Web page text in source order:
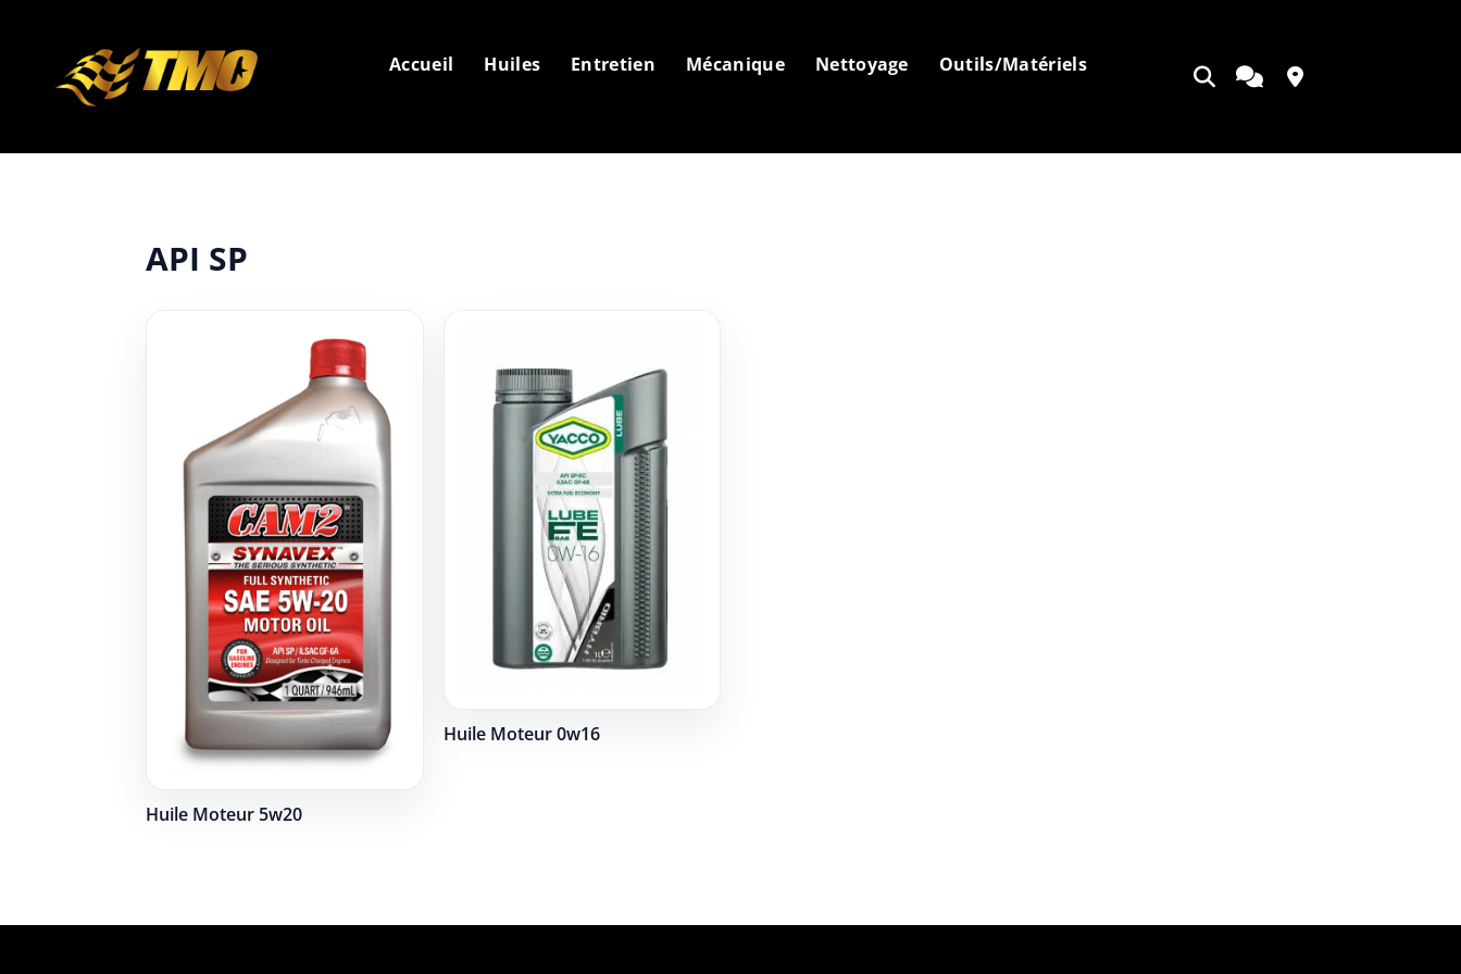
Accueil Huiles Entretien Mécanique Nettoyage Outils/Matériels
OuvrirAppelerContact
API SP
Huile Moteur 5w20
Huile Moteur 0w16